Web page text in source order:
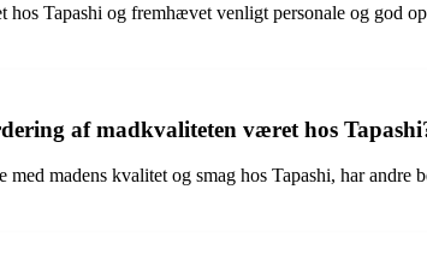
hos Tapashi og fremhævet venligt personale og god
af madkvaliteten været hos
madens kvalitet og smag hos Tapashi, har